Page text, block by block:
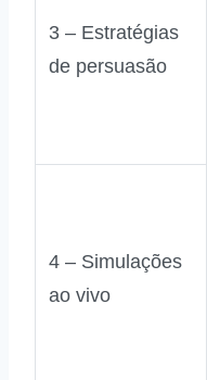
3 – Estratégias
de persuasão
4 – Simulações
ao vivo